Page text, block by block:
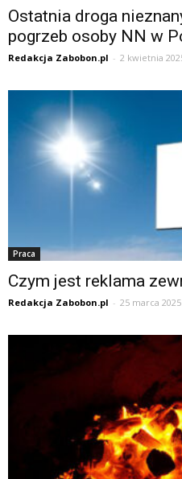
Ostatnia droga
pogrzeb osoby NN w
Redakcja Zabobon.pl - 2 kwietnia
Praca
Czym jest reklama
Redakcja Zabobon.pl - 25 marca 2025